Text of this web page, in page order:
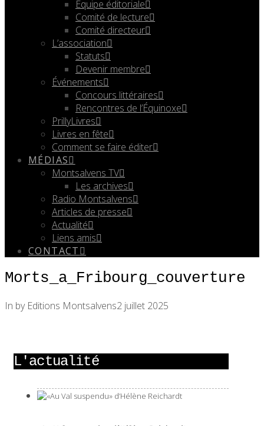
Équipe éditoriale
Comité de lecture
Comité directeur
L’association
Statuts
Devenir membre
Événements
Concours littéraires
Rencontres de l’Équinoxe
PrillyLivres
Livres en fête
Comment se faire éditer
MÉDIAS
Montsalvens TV
Les archives
Radio Montsalvens
Articles de presse
Actualité
Liens amis
CONTACT
Morts_a_Fribourg_couverture
In by Editions Montsalvens2 juillet 2025
L'actualité